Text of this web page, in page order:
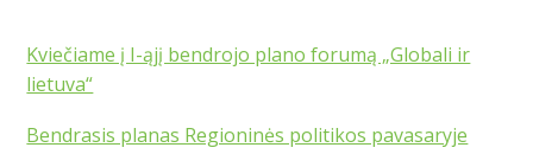
Kviečiame į I-ąjį bendrojo plano forumą „Globali ir
lietuva“
Bendrasis planas Regioninės politikos pavasaryje